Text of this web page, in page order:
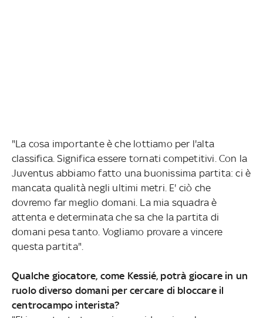
"La cosa importante è che lottiamo per l'alta
classifica. Significa essere tornati competitivi. Con la
Juventus abbiamo fatto una buonissima partita: ci è
mancata qualità negli ultimi metri. E' ciò che
dovremo far meglio domani. La mia squadra è
attenta e determinata che sa che la partita di
domani pesa tanto. Vogliamo provare a vincere
questa partita".
Qualche giocatore, come Kessié, potrà giocare in un
ruolo diverso domani per cercare di bloccare il
centrocampo interista?